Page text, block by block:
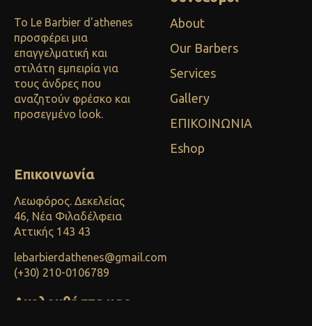
Το Le Barbier d'athenes
προσφέρει μια
επαγγελματική και
στιλάτη εμπειρία για
τους άνδρες που
αναζητούν φρέσκο και
προσεγμένο look.
About
Our Barbers
Services
Gallery
ΕΠΙΚΟΙΝΩΝΙΑ
Eshop
Επικοινωνία
Λεωφόρος. Δεκελείας
46, Νέα Φιλαδέλφεια
Αττικής 143 43
lebarbierdathenes@gmail.com
(+30) 210-0106789
Ακολουθήστε μας